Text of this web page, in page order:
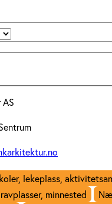
lekeplass,
minnested